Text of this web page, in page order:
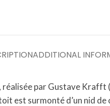
ADDITIONAL
par Gustave
est surmonté d’un nid de